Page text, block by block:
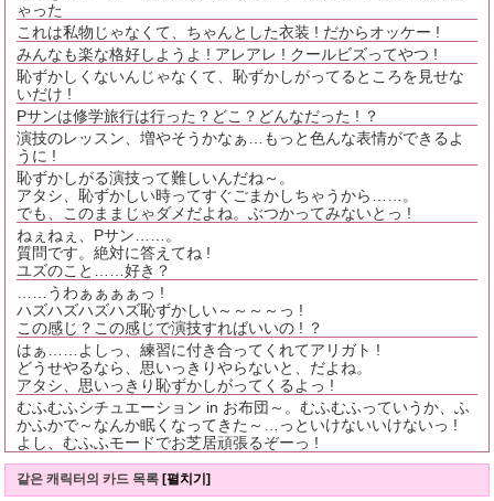
ゃった
これは私物じゃなくて、ちゃんとした衣装 ! だからオッケー !
みんなも楽な格好しようよ ! アレアレ ! クールビズってやつ !
恥ずかしくないんじゃなくて、恥ずかしがってるところを見せな
いだけ !
Pサンは修学旅行は行った？どこ？どんなだった ! ？
演技のレッスン、増やそうかなぁ…もっと色んな表情ができるよ
うに !
恥ずかしがる演技って難しいんだね～。
アタシ、恥ずかしい時ってすぐごまかしちゃうから……。
でも、このままじゃダメだよね。ぶつかってみないとっ !
ねぇねぇ、Pサン……。
質問です。絶対に答えてね !
ユズのこと……好き？
……うわぁぁぁぁっ !
ハズハズハズハズ恥ずかしい～～～～っ !
この感じ？この感じで演技すればいいの ! ？
はぁ……よしっ、練習に付き合ってくれてアリガト !
どうせやるなら、思いっきりやらないと、だよね。
アタシ、思いっきり恥ずかしがってくるよっ !
むふむふシチュエーション in お布団～。むふむふっていうか、ふ
かふかで～なんか眠くなってきた～…っといけないいけないっ !
よし、むふふモードでお芝居頑張るぞーっ !
같은 캐릭터의 카드 목록[펼치기]